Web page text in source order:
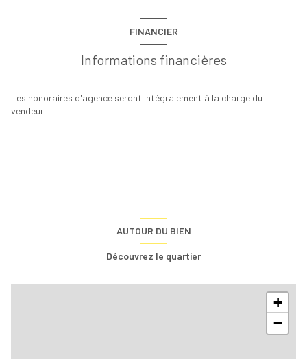
FINANCIER
Informations financières
Les honoraires d'agence seront intégralement à la charge du
vendeur
AUTOUR DU BIEN
Découvrez le quartier
+
−